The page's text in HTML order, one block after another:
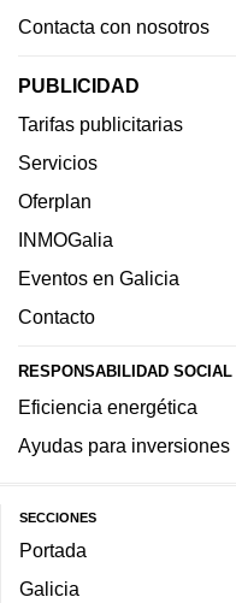
Contacta con nosotros
PUBLICIDAD
Tarifas publicitarias
Servicios
Oferplan
INMOGalia
Eventos en Galicia
Contacto
RESPONSABILIDAD SOCIAL
Eficiencia energética
Ayudas para inversiones
SECCIONES
Portada
Galicia